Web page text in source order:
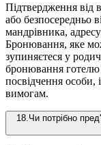
Підтвердження від
або безпосередньо
мандрівника, адресу
Бронювання, яке
зупиняєтеся у
бронювання готелю
посвідчення особи,
вимогам.
18. Чи потрібно